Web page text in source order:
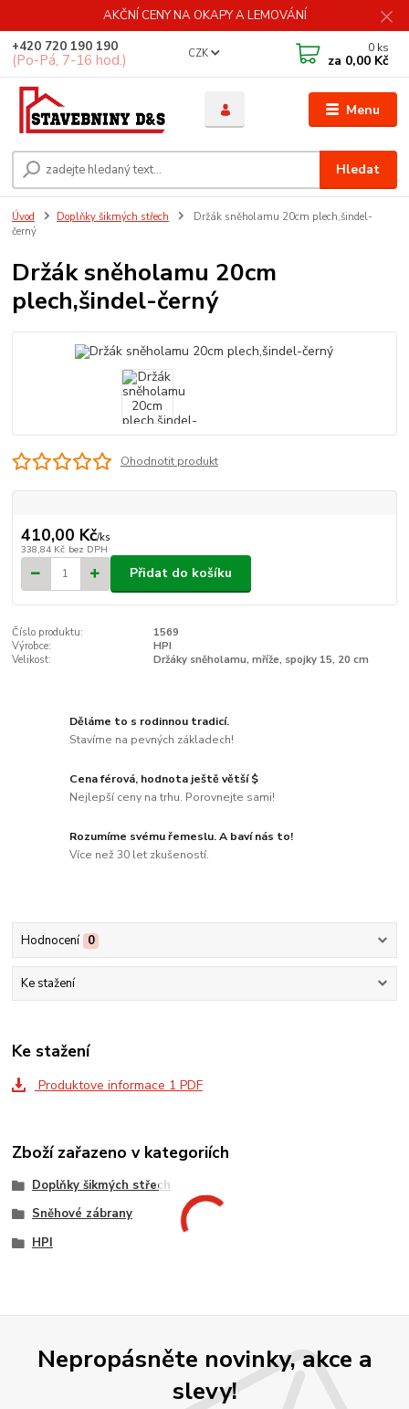
AKČNÍ CENY NA OKAPY A LEMOVÁNÍ
Menu
CZK
Hledat
+420 720 190 190
(Po-Pá, 7-16 hod.)
0 ks
za 0,00 Kč
Úvod Doplňky šikmých střech
Držák sněholamu 20cm plech,šindel-
černý
Držák sněholamu 20cm
plech,šindel-černý
Ohodnotit produkt
410,00 Kč/ks
338,84 Kč bez DPH
Přidat do košíku
Číslo produktu:
1569
Výrobce:
HPI
Velikost:
Držáky sněholamu, mříže, spojky 15, 20 cm
Děláme to s rodinnou tradicí.
Stavíme na pevných základech!
Cena férová, hodnota ještě větší $
Nejlepší ceny na trhu. Porovnejte sami!
Rozumíme svému řemeslu. A baví nás to!
Více než 30 let zkušeností.
Hodnocení 0
Ke stažení
Ke stažení
Produktove informace 1 PDF
Zboží zařazeno v kategoriích
Doplňky šikmých střech
Sněhové zábrany
HPI
Nepropásněte novinky, akce a
slevy!